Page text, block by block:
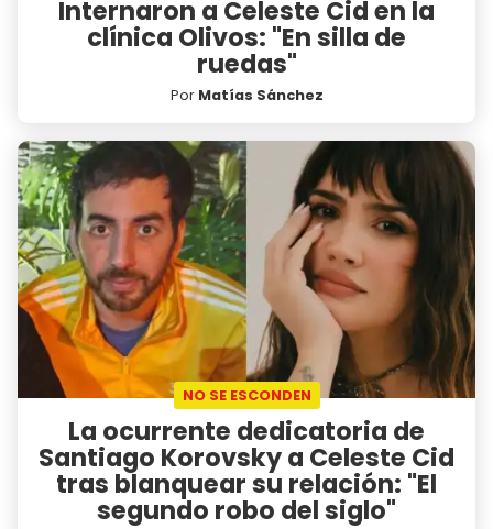
Internaron a Celeste Cid en la
clínica Olivos: "En silla de
ruedas"
Por Matías Sánchez
NO SE ESCONDEN
La ocurrente dedicatoria de
Santiago Korovsky a Celeste Cid
tras blanquear su relación: "El
segundo robo del siglo"